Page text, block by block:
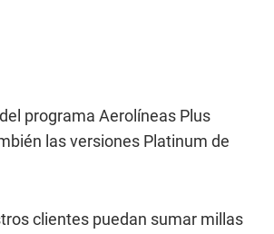
programa Aerolíneas Plus
las versiones Platinum de
clientes puedan sumar millas